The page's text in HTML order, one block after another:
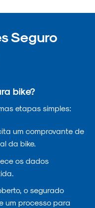
Seguro
bike?
etapas simples:
um comprovante de
da bike.
os dados
o segurado
um processo para